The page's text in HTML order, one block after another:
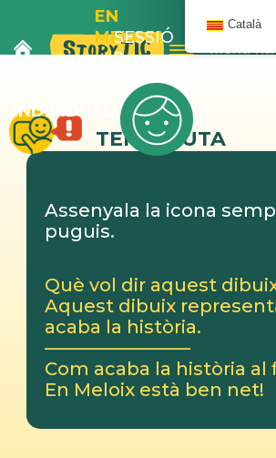
EN
MELOIX
I LA
BANYERA
SESSIÓ
2
INDIVIDUAL
TERAPEUTA
Assenyala la icona
puguis.
Què vol dir aquest
Aquest dibuix
acaba la història.
————————
Com acaba la història al
En Meloix està ben net!
Català